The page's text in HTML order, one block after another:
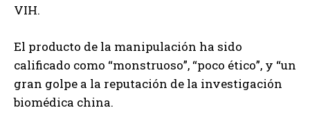
VIH.
El producto de la manipulación ha sido
calificado como “monstruoso”, “poco ético”, y “un
gran golpe a la reputación de la investigación
biomédica china.